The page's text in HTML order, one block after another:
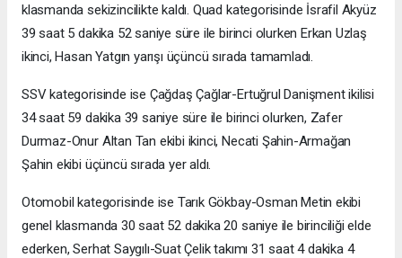
klasmanda sekizincilikte kaldı. Quad kategorisinde İsrafil Akyüz
39 saat 5 dakika 52 saniye süre ile birinci olurken Erkan Uzlaş
ikinci, Hasan Yatgın yarışı üçüncü sırada tamamladı.
SSV kategorisinde ise Çağdaş Çağlar-Ertuğrul Danişment ikilisi
34 saat 59 dakika 39 saniye süre ile birinci olurken, Zafer
Durmaz-Onur Altan Tan ekibi ikinci, Necati Şahin-Armağan
Şahin ekibi üçüncü sırada yer aldı.
Otomobil kategorisinde ise Tarık Gökbay-Osman Metin ekibi
genel klasmanda 30 saat 52 dakika 20 saniye ile birinciliği elde
ederken, Serhat Saygılı-Suat Çelik takımı 31 saat 4 dakika 4